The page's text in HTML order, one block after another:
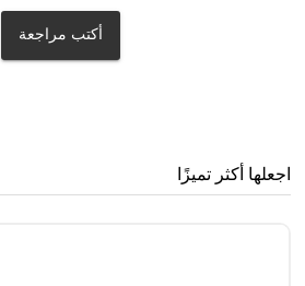
أكتب مراجعة
اجعلها أكثر تميزًا